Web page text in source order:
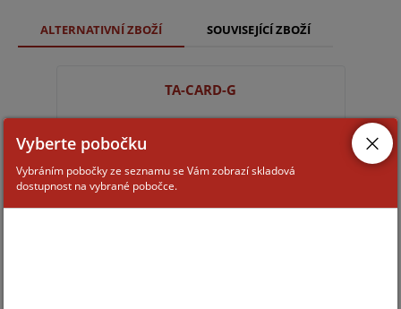
ALTERNATIVNÍ ZBOŽÍ SOUVISEJÍCÍ ZBOŽÍ
TA-CARD-G
Vyberte pobočku
Vybráním pobočky ze seznamu se Vám zobrazí skladová
dostupnost na vybrané pobočce.